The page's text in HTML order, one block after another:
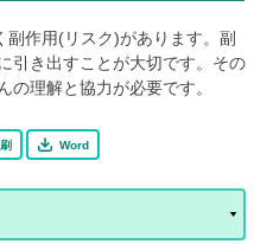
作用(リスク)があります。副
引き出すことが大切です。その
の理解と協力が必要です。
Word